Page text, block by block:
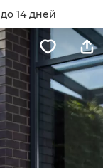
14 дней